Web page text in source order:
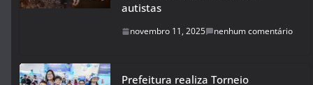
autistas
novembro 11, 2025 nenhum comentário
Prefeitura realiza Torneio